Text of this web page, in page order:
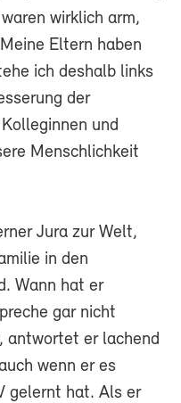
wirklich arm,
Eltern haben
ich deshalb links
der
und
Menschlichkeit
Jura zur Welt,
in den
Wann hat er
gar nicht
antwortet er lachend
wenn er es
gelernt hat. Als er